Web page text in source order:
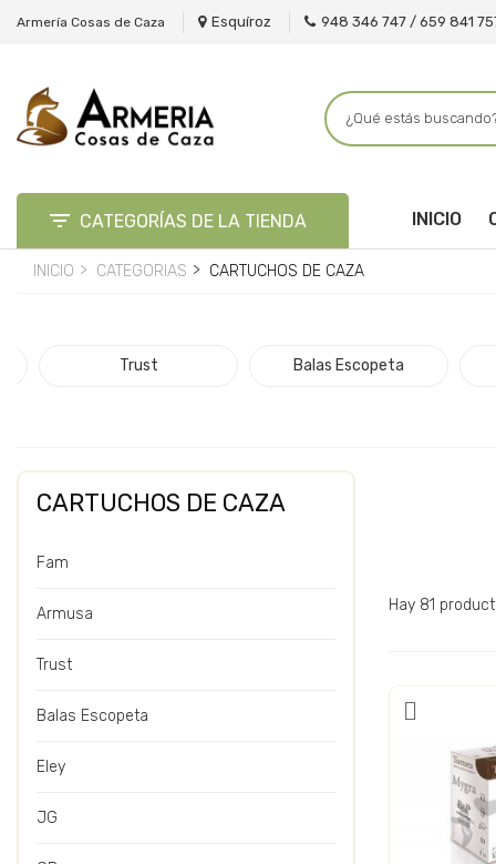
Armería Cosas de Caza Esquíroz 948 346 747 / 659 841
 CATEGORÍAS DE LA TIENDA INICIO
INICIO CATEGORIAS CARTUCHOS DE CAZA
Trust Balas Escopeta
CARTUCHOS DE CAZA
Fam
Armusa
Trust
Balas Escopeta
Eley
JG
Hay 81